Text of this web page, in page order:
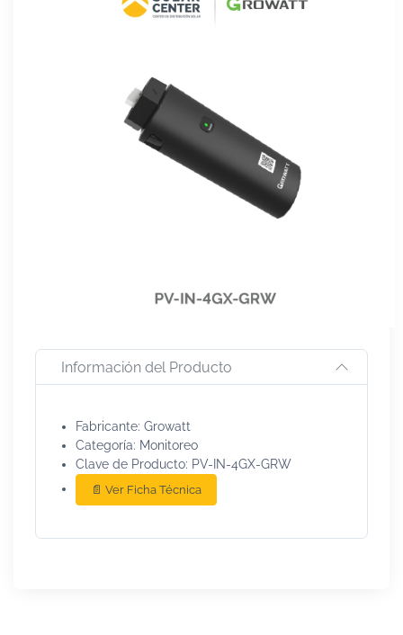
Información del Producto
Fabricante: Growatt
Categoría: Monitoreo
Clave de Producto: PV-IN-4GX-GRW
📄 Ver Ficha Técnica